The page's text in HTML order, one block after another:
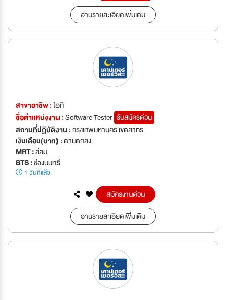
อ่านรายละเอียดเพิ่มเติม
สาขาอาชีพ :ไอที
ชื่อตำเเหน่งงาน :Software Tester รับสมัครด่วน
สถานที่ปฏิบัติงาน :กรุงเทพมหานคร เขตสาทร
เงินเดือน(บาท) :ตามตกลง
MRT :สีลม
BTS :ช่องนนทรี
1 วันที่แล้ว
สมัครงานด่วน
อ่านรายละเอียดเพิ่มเติม